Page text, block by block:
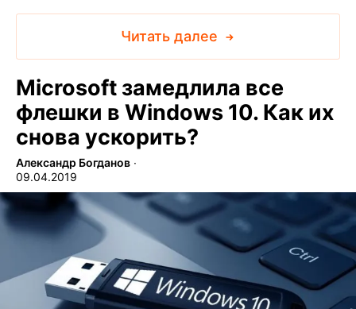
Читать далее
Microsoft замедлила все
флешки в Windows 10. Как их
снова ускорить?
Александр Богданов ∙
09.04.2019